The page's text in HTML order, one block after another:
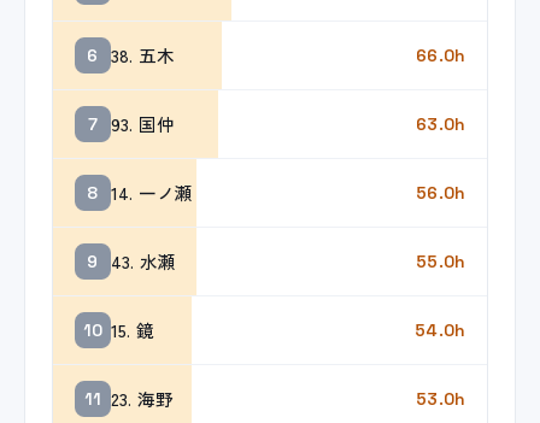
6 38. 五木 66.0h
7 93. 国仲 63.0h
8 14. 一ノ瀬 56.0h
9 43. 水瀬 55.0h
10 15. 鏡 54.0h
11 23. 海野 53.0h